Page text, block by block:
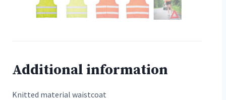
Additional information
Knitted material waistcoat